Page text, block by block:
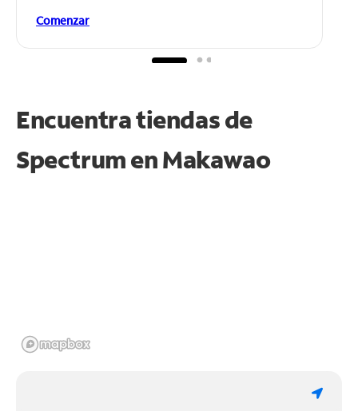
Comenzar
Encuentra tiendas de
Spectrum enMakawao